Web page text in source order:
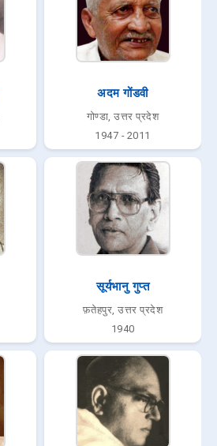
अदम गोंडवी
गोण्डा, उत्तर प्रदेश
1947 - 2011
सूर्यभानु गुप्त
फ़तेहपुर, उत्तर प्रदेश
1940